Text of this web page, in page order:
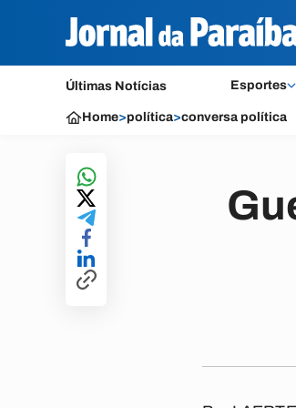
Últimas Notícias Esportes
Home>política>conversa política